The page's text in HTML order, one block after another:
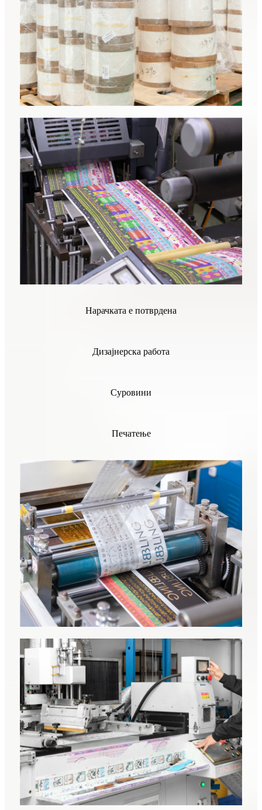
Нарачката е потврдена
Дизајнерска работа
Суровини
Печатење